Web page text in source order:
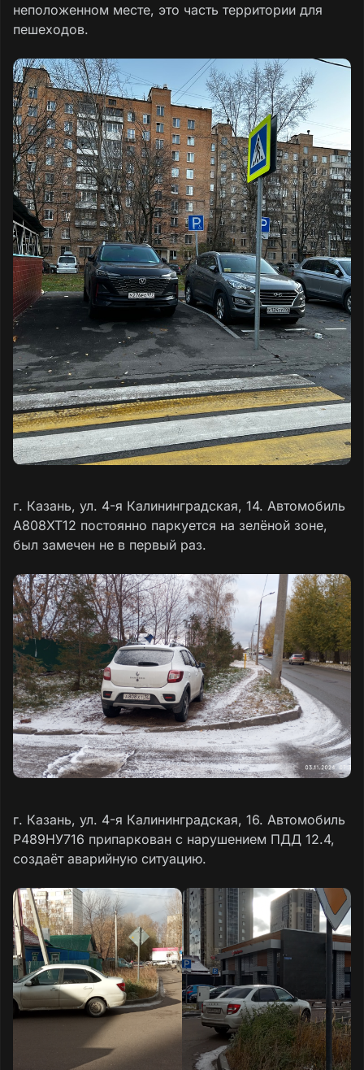
неположенном месте, это часть территории для
пешеходов.
г. Казань, ул. 4-я Калининградская, 14. Автомобиль
А808ХТ12 постоянно паркуется на зелёной зоне,
был замечен не в первый раз.
г. Казань, ул. 4-я Калининградская, 16. Автомобиль
Р489НУ716 припаркован с нарушением ПДД 12.4,
создаёт аварийную ситуацию.